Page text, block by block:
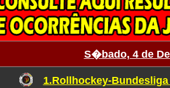
S�bado, 4 de
1.Rollhockey-